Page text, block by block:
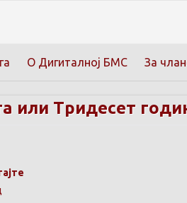
О Дигиталној БМС За
или Тридесет